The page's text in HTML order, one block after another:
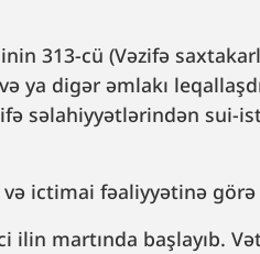
313-cü (Vəzifə
ya digər əmlakı
səlahiyyətlərindən sui-
ictimai fəaliyyətinə görə
ilin martında başlayıb.